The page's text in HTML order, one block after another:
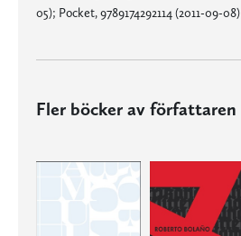
05); Pocket, 9789174292114 (2011-09-08)
Fler böcker av författaren